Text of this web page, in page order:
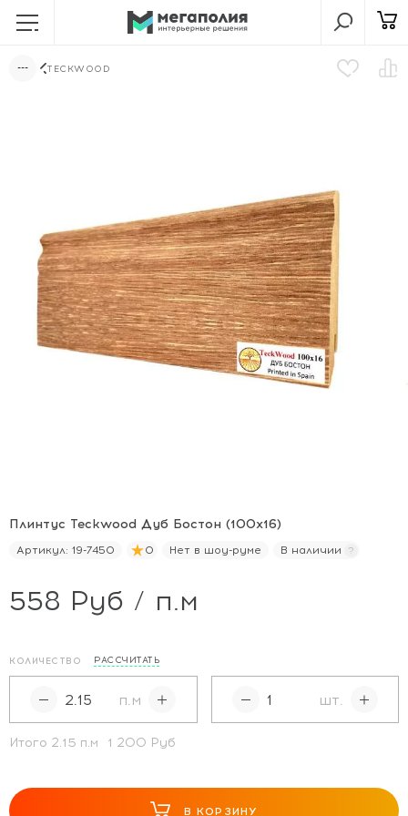
TECKWOOD
Плинтус Teckwood Дуб Бостон (100х16)
Артикул: 19-7450 0 Нет в шоу-руме В наличии
558 Руб / п.м
КОЛИЧЕСТВО РАССЧИТАТЬ
п.м шт.
Итого 2.15 п.м 1 200 Руб
В КОРЗИНУ